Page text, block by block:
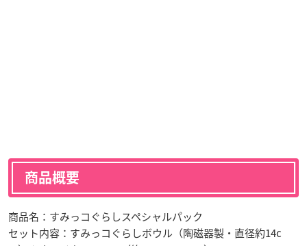
商品概要
商品名：すみっコぐらしスペシャルパック
セット内容：すみっコぐらしボウル（陶磁器製・直径約14c